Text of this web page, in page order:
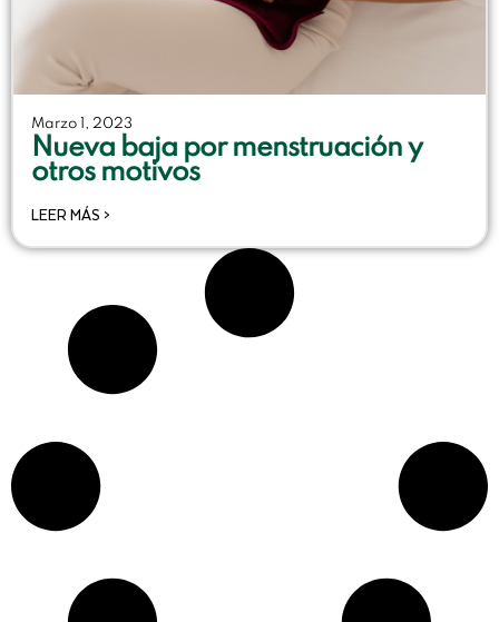
Marzo 1, 2023
Nueva baja por menstruación y
otros motivos
LEER MÁS >